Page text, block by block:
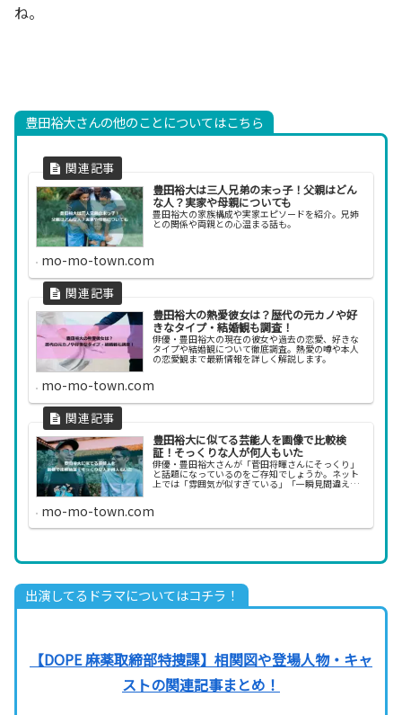
ね。
豊田裕大さんの他のことについてはこちら
豊田裕大は三人兄弟の末っ子！父親はどん
な人？実家や母親についても
豊田裕大の家族構成や実家エピソードを紹介。兄姉
との関係や両親との心温まる話も。
mo-mo-town.com
豊田裕大の熱愛彼女は？歴代の元カノや好
きなタイプ・結婚観も調査！
俳優・豊田裕大の現在の彼女や過去の恋愛、好きな
タイプや結婚観について徹底調査。熱愛の噂や本人
の恋愛観まで最新情報を詳しく解説します。
mo-mo-town.com
豊田裕大に似てる芸能人を画像で比較検
証！そっくりな人が何人もいた
俳優・豊田裕大さんが「菅田将暉さんにそっくり」
と話題になっているのをご存知でしょうか。ネット
上では「雰囲気が似すぎている」「一瞬見間違え
べてみると、...
mo-mo-town.com
出演してるドラマについてはコチラ！
【DOPE 麻薬取締部特捜課】相関図や登場人物・キャ
ストの関連記事まとめ！